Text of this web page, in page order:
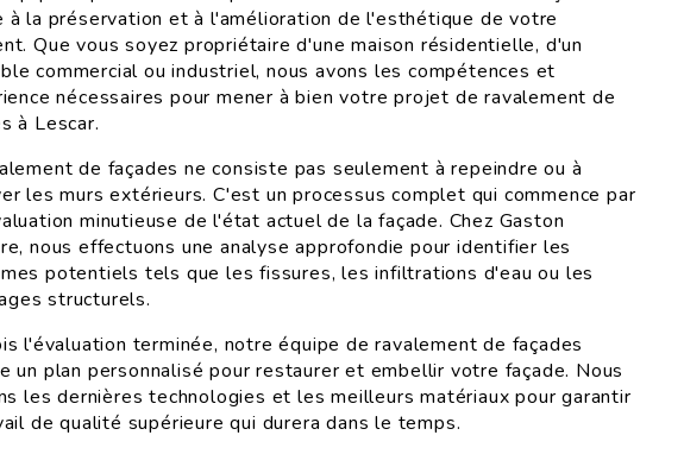
à la préservation et à l'amélioration de l'esthétique de votre
Que vous soyez propriétaire d'une maison résidentielle, d'un
commercial ou industriel, nous avons les compétences et
nécessaires pour mener à bien votre projet de ravalement de
à Lescar.
de façades ne consiste pas seulement à repeindre ou à
les murs extérieurs. C'est un processus complet qui commence par
minutieuse de l'état actuel de la façade. Chez Gaston
nous effectuons une analyse approfondie pour identifier les
potentiels tels que les fissures, les infiltrations d'eau ou les
structurels.
l'évaluation terminée, notre équipe de ravalement de façades
un plan personnalisé pour restaurer et embellir votre façade. Nous
les dernières technologies et les meilleurs matériaux pour garantir
de qualité supérieure qui durera dans le temps.